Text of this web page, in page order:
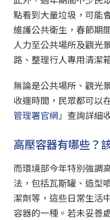
點看到大量垃圾，可能
維護公共衛生，春節期
人力至公共場所及觀光
路、整理行人專用清潔
無論是公共場所、觀光
收運時間，民眾都可以
管理署官網 」查詢詳細
高壓容器有哪些？
而環境部今年特別強調
法，包括瓦斯罐、造型
潔劑等，這些日常生活
容器的一種。若未妥善